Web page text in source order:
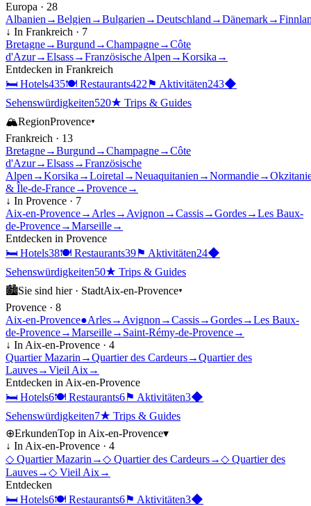
Europa · 28
Albanien →Belgien →Bulgarien →Deutschland →Dänemark→
↓ In Frankreich · 7
Bretagne→Burgund →Champagne→Côte
d'Azur→Elsass→Französische Alpen →Korsika →
Entdecken in Frankreich
🛏 Hotels435🍽 Restaurants422⚑ Aktivitäten243◆
Sehenswürdigkeiten520★ Trips & Guides
🏔RegionProvence▾
Frankreich · 13
Bretagne→Burgund →Champagne→Côte
d'Azur→Elsass→Französische
Alpen →Korsika →Loiretal →Neuaquitanien →Normandie→
& Île-de-France→Provence→
↓ In Provence · 7
Aix-en-Provence→ Arles→ Avignon →Cassis→Gordes→Les Baux-
de-Provence→Marseille→
Entdecken in Provence
🛏 Hotels38🍽 Restaurants39⚑ Aktivitäten24◆
Sehenswürdigkeiten50★ Trips & Guides
🏙Sie sind hier · StadtAix-en-Provence▾
Provence · 8
Aix-en-Provence●Arles→ Avignon →Cassis→Gordes→Les Baux-
de-Provence→Marseille→ Saint-Rémy-de-Provence→
↓ In Aix-en-Provence · 4
Quartier Mazarin →Quartier des Cardeurs→Quartier des
Lauves→Vieil Aix→
Entdecken in Aix-en-Provence
🛏 Hotels6🍽 Restaurants6⚑ Aktivitäten3◆
Sehenswürdigkeiten7★ Trips & Guides
⊕ErkundenTop in Aix-en-Provence▾
↓ In Aix-en-Provence · 4
◇ Quartier Mazarin →◇ Quartier des Cardeurs→◇ Quartier des
Lauves→◇ Vieil Aix→
Entdecken
🛏 Hotels6🍽 Restaurants6⚑ Aktivitäten3◆